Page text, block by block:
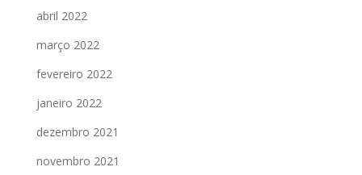
abril 2022
março 2022
fevereiro 2022
janeiro 2022
dezembro 2021
novembro 2021